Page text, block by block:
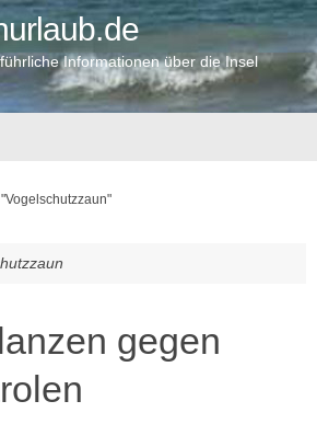
Informationen über die Insel
gegen